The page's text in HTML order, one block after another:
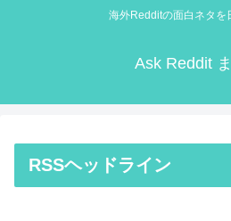
海外Redditの面白ネタを
Ask Reddit
RSSヘッドライン